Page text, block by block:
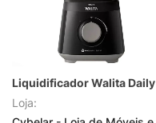
Liquidificador Walita Daily
Loja: